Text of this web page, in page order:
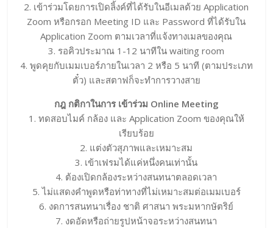
2. เข้าร่วมโดยการเปิดลิ้งค์ที่ได้รับในอีเมลด้วย Application
Zoom หรือกรอก Meeting ID และ Password ที่ได้รับใน
Application Zoom ตามเวลาที่แจ้งทางเมลของคุณ
3. รอคิวประมาณ 1-12 นาทีใน waiting room
4. พูดคุยกับเมมเบอร์ภายในเวลา 2 หรือ 5 นาที (ตามประเภท
ตั๋ว) และสตาฟก็จะทำการวางสาย
กฎ กติกาในการ เข้าร่วม Online Meeting
1. ทดสอบไมค์ กล้อง และ Application Zoom ของคุณให้
เรียบร้อย
2. แต่งตัวสุภาพและเหมาะสม
3. เข้าเฟรมได้แค่หนึ่งคนเท่านั้น
4. ต้องเปิดกล้องระหว่างสนทนาตลอดเวลา
5. ไม่แสดงคำพูดหรือท่าทางที่ไม่เหมาะสมต่อเมมเบอร์
6. งดการสนทนาเรื่อง ชาติ ศาสนา พระมหากษัตริย์
7. งดอัดหรือถ่ายรูปหน้าจอระหว่างสนทนา